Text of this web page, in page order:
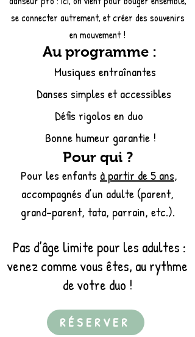
se connecter autrement, et créer des souvenirs
en mouvement !
Au programme :
Musiques entraînantes
Danses simples et accessibles
Défis rigolos en duo
Bonne humeur garantie !
Pour qui ?
Pour les enfants à partir de 5 ans,
accompagnés d’un adulte (parent,
grand-parent, tata, parrain, etc.).
Pas d’âge limite pour les adultes :
venez comme vous êtes, au rythme
de votre duo !
RÉSERVER